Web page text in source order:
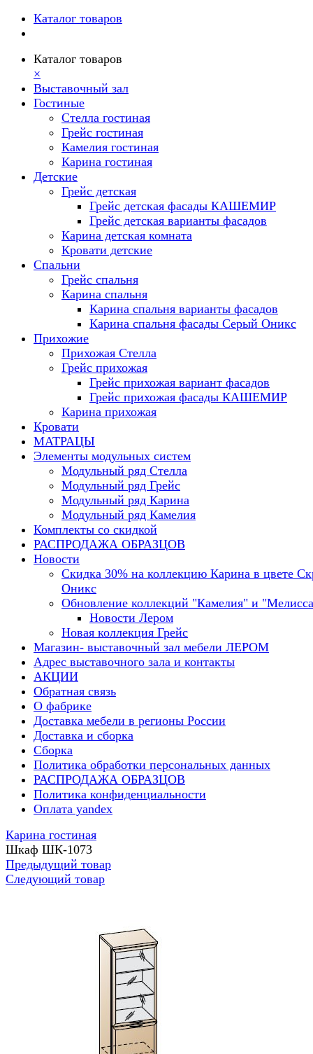
Каталог товаров
Каталог товаров
×
Выставочный зал
Гостиные
Стелла гостиная
Грейс гостиная
Камелия гостиная
Карина гостиная
Детские
Грейс детская
Грейс детская фасады КАШЕМИР
Грейс детская варианты фасадов
Карина детская комната
Кровати детские
Спальни
Грейс спальня
Карина спальня
Карина спальня варианты фасадов
Карина спальня фасады Серый Оникс
Прихожие
Прихожая Стелла
Грейс прихожая
Грейс прихожая вариант фасадов
Грейс прихожая фасады КАШЕМИР
Карина прихожая
Кровати
МАТРАЦЫ
Элементы модульных систем
Модульный ряд Стелла
Модульный ряд Грейс
Модульный ряд Карина
Модульный ряд Камелия
Комплекты со скидкой
РАСПРОДАЖА ОБРАЗЦОВ
Новости
Скидка 30% на коллекцию Карина в цвете
Оникс
Обновление коллекций "Камелия" и
Новости Лером
Новая коллекция Грейс
Магазин- выставочный зал мебели ЛЕРОМ
Адрес выставочного зала и контакты
АКЦИИ
Обратная связь
О фабрике
Доставка мебели в регионы России
Доставка и сборка
Сборка
Политика обработки персональных данных
РАСПРОДАЖА ОБРАЗЦОВ
Политика конфиденциальности
Оплата yandex
Карина гостиная
Шкаф ШК-1073
Предыдущий товар
Следующий товар